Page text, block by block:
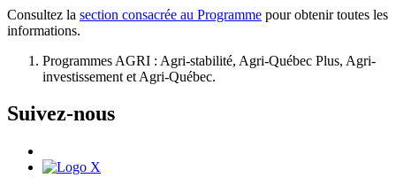
Consultez la section consacrée au Programme pour obtenir toutes les
informations.
Programmes AGRI : Agri-stabilité, Agri-Québec Plus, Agri-
investissement et Agri-Québec.
Suivez-nous